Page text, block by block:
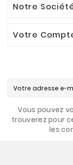
Notre
Votre
Vous pouvez
trouverez pour
les